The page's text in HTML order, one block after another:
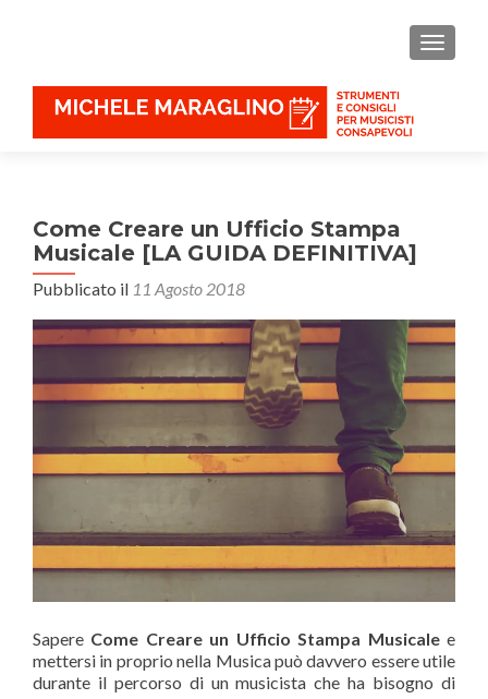
Come Creare un Ufficio Stampa
Musicale [LA GUIDA DEFINITIVA]
Pubblicato il 11 Agosto 2018
Sapere Come Creare un Ufficio Stampa Musicalee
mettersi in proprio nella Musica può davvero essere utile
durante il percorso di un musicista che ha bisogno di